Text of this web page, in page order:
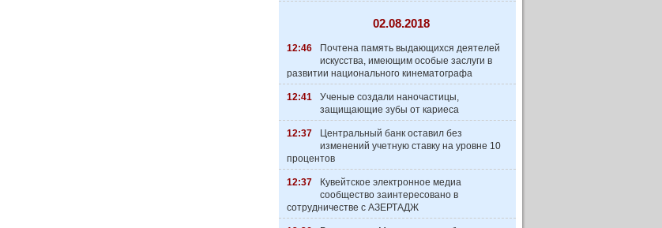
02.08.2018
12:46
Почтена память выдающихся деятелей
искусства, имеющим особые заслуги в
развитии национального кинематографа
12:41
Ученые создали наночастицы,
защищающие зубы от кариеса
12:37
Центральный банк оставил без
изменений учетную ставку на уровне 10
процентов
12:37
Кувейтское электронное медиа
сообщество заинтеpесовано в
сотрудничестве с АЗЕРТАДЖ